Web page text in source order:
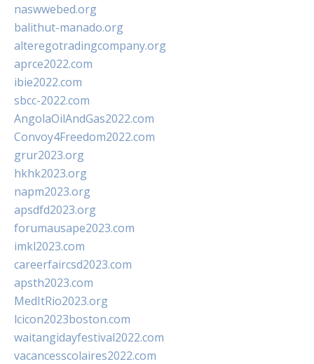
naswwebed.org
balithut-manado.org
alteregotradingcompany.org
aprce2022.com
ibie2022.com
sbcc-2022.com
AngolaOilAndGas2022.com
Convoy4Freedom2022.com
grur2023.org
hkhk2023.org
napm2023.org
apsdfd2023.org
forumausape2023.com
imkl2023.com
careerfaircsd2023.com
apsth2023.com
MedItRio2023.org
lcicon2023boston.com
waitangidayfestival2022.com
vacancesscolaires2022.com